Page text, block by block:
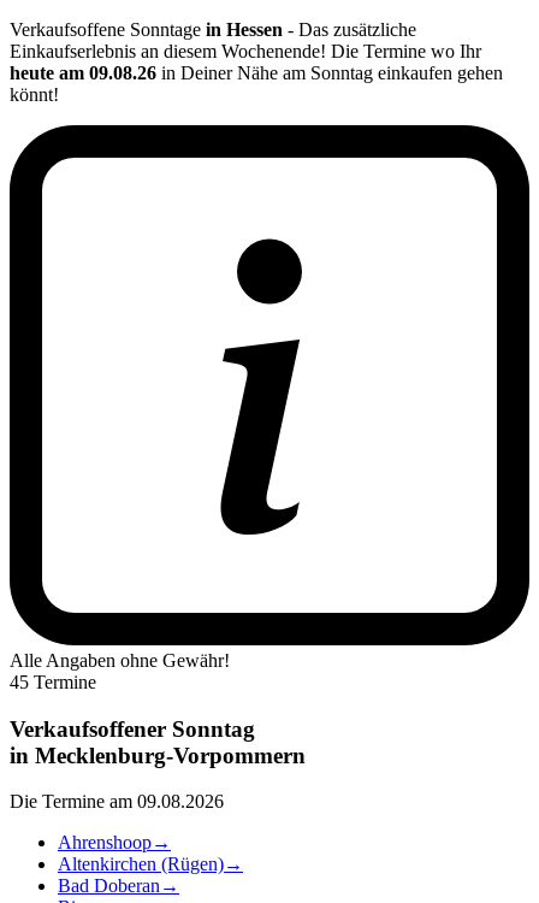
Verkaufsoffene Sonntage in Hessen - Das zusätzliche
Einkaufserlebnis an diesem Wochenende! Die Termine wo Ihr
heute am 09.08.26 in Deiner Nähe am Sonntag einkaufen gehen
könnt!
Alle Angaben ohne Gewähr!
45 Termine
Verkaufsoffener Sonntag
in Mecklenburg-Vorpommern
Die Termine am 09.08.2026
Ahrenshoop→
Altenkirchen (Rügen)→
Bad Doberan →